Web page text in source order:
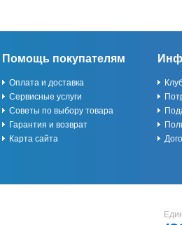
Помощь покупателям
Оплата и доставка
Сервисные услуги
Советы по выбору товара
Гарантия и возврат
Карта сайта